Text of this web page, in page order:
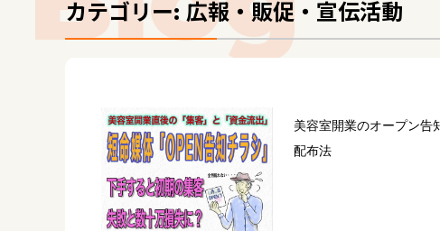
カテゴリー: 広報・販促・宣伝活動
美容室開業のオープン告
配布法